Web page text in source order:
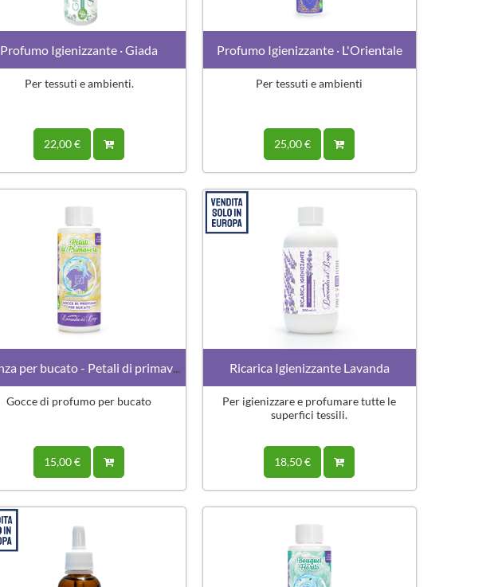
Profumo Igienizzante · Giada
Per tessuti e ambienti.
22,00 €
Profumo Igienizzante · L'Orientale
Per tessuti e ambienti
25,00 €
Essenza per bucato - Petali di primavera
Gocce di profumo per bucato
15,00 €
Ricarica Igienizzante Lavanda
Per igienizzare e profumare tutte le
superfici tessili.
18,50 €